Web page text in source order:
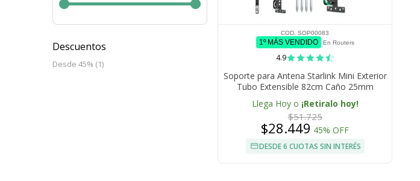
Descuentos
Desde 45% (1)
COD. SOP00083
1º MÁS VENDIDO En Routers
4.9
Soporte para Antena Starlink Mini Exterior
Tubo Extensible 82cm Caño 25mm
Curvado
Llega Hoy o ¡Retiralo hoy!
$51.725
$28.449 45% OFF
DESDE 6 CUOTAS SIN INTERÉS